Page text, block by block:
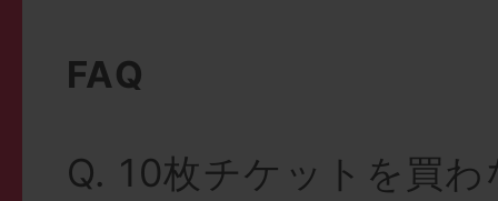
FAQ
Q. 10枚チケットを買